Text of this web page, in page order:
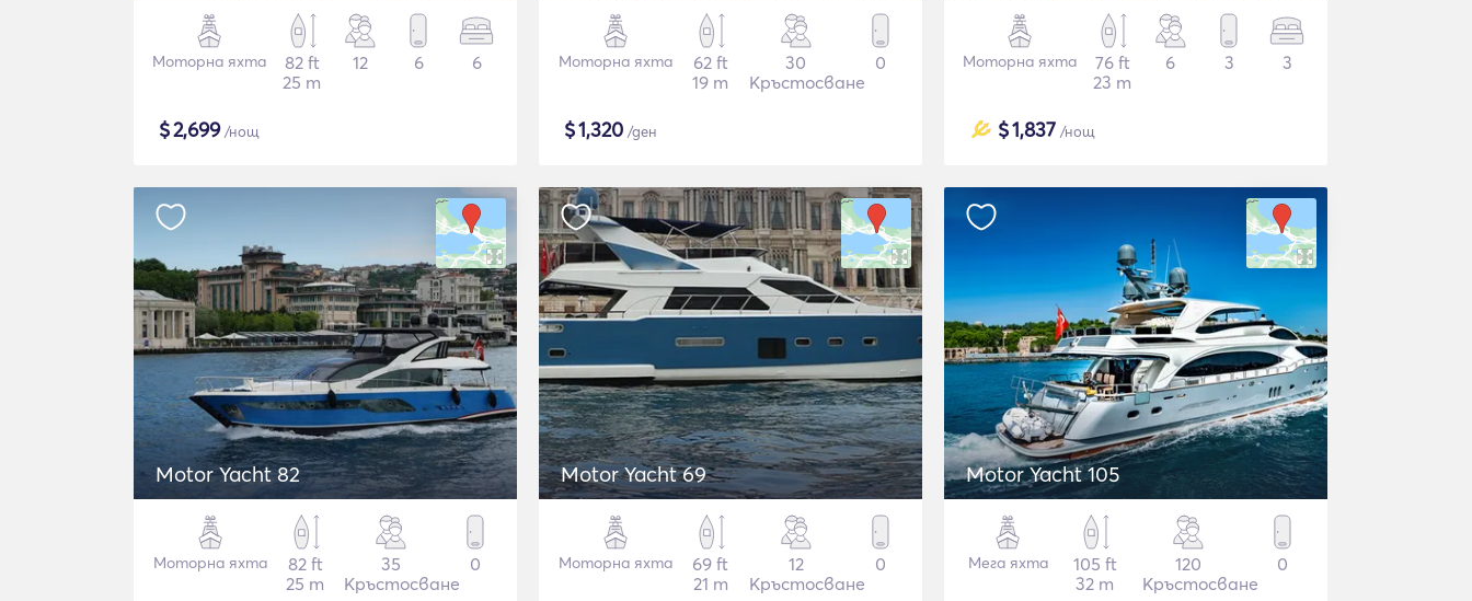
Моторна яхта
82 ft
25 m
12 6 6
$2,699/нощ
Моторна яхта
62 ft
19 m
30
Кръстосване
0
$1,320 /ден
Моторна яхта
76 ft
23 m
6 3 3
$1,837 /нощ
Motor Yacht 82
Моторна яхта
82 ft
25 m
35
Кръстосване
0
Motor Yacht 69
Моторна яхта
69 ft
21 m
12
Кръстосване
0
Motor Yacht 105
Мега яхта
105 ft
32 m
120
Кръстосване
0